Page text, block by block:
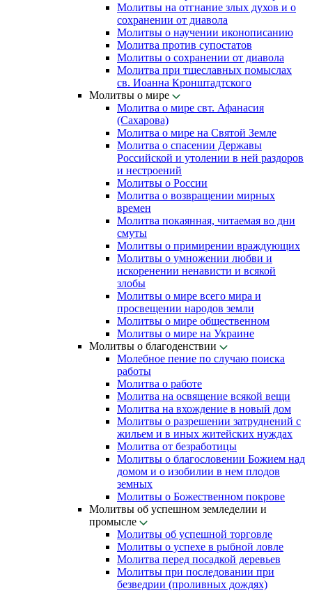
Молитвы на отгнание злых духов и о
сохранении от диавола
Молитвы о научении иконописанию
Молитва против супостатов
Молитвы о сохранении от диавола
Молитва при тщеславных помыслах
св. Иоанна Кронштадтского
Молитвы о мире
Молитва о мире свт. Афанасия
(Сахарова)
Молитва о мире на Святой Земле
Молитва о спасении Державы
Российской и утолении в ней раздоров
и нестроений
Молитвы о России
Молитва о возвращении мирных
времен
Молитва покаянная, читаемая во дни
смуты
Молитвы о примирении враждующих
Молитвы о умножении любви и
искоренении ненависти и всякой
злобы
Молитвы о мире всего мира и
просвещении народов земли
Молитвы о мире общественном
Молитвы о мире на Украине
Молитвы о благоденствии
Молебное пение по случаю поиска
работы
Молитва о работе
Молитва на освящение всякой вещи
Молитва на вхождение в новый дом
Молитвы о разрешении затруднений с
жильем и в иных житейских нуждах
Молитва от безработицы
Молитвы о благословении Божием над
домом и о изобилии в нем плодов
земных
Молитвы о Божественном покрове
Молитвы об успешном земледелии и
промысле
Молитвы об успешной торговле
Молитвы о успехе в рыбной ловле
Молитва перед посадкой деревьев
Молитвы при последовании при
безведрии (проливных дождях)